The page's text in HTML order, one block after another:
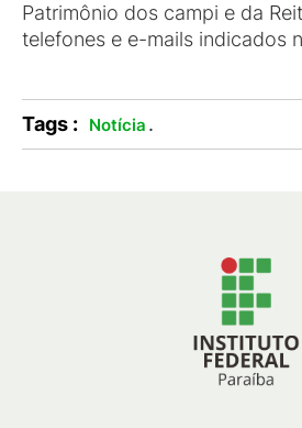
Patrimônio dos campi e da
telefones e e-mails indicados
Tags : Notícia .